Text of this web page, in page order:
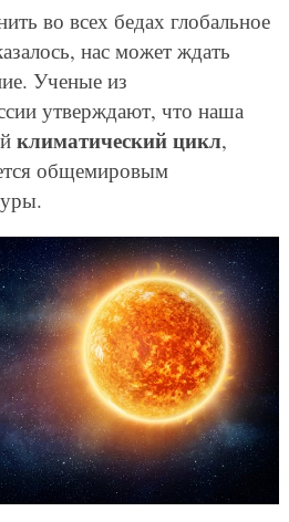
во всех бедах глобальное
нас может ждать
Ученые из
утверждают, что наша
климатический цикл,
общемировым